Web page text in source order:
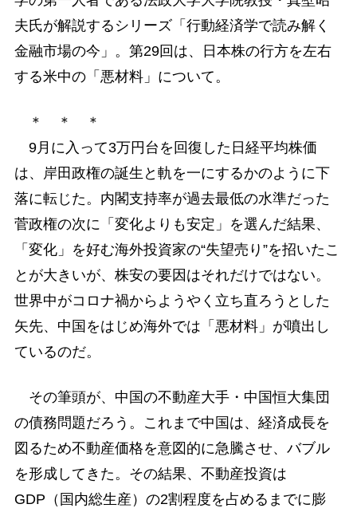
夫氏が解説するシリーズ「行動経済学で読み解く
金融市場の今」。第29回は、日本株の行方を左右
する米中の「悪材料」について。
＊ ＊ ＊
9月に入って3万円台を回復した日経平均株価
は、岸田政権の誕生と軌を一にするかのように下
落に転じた。内閣支持率が過去最低の水準だった
菅政権の次に「変化よりも安定」を選んだ結果、
「変化」を好む海外投資家の“失望売り”を招いたこ
とが大きいが、株安の要因はそれだけではない。
世界中がコロナ禍からようやく立ち直ろうとした
矢先、中国をはじめ海外では「悪材料」が噴出し
ているのだ。
その筆頭が、中国の不動産大手・中国恒大集団
の債務問題だろう。これまで中国は、経済成長を
図るため不動産価格を意図的に急騰させ、バブル
を形成してきた。その結果、不動産投資は
GDP（国内総生産）の2割程度を占めるまでに膨